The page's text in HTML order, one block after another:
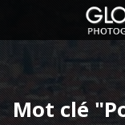
Mot clé